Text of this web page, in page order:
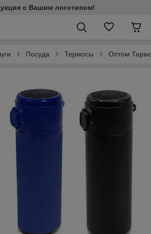
с Вашим логотипом!
Посуда Термосы Оптом